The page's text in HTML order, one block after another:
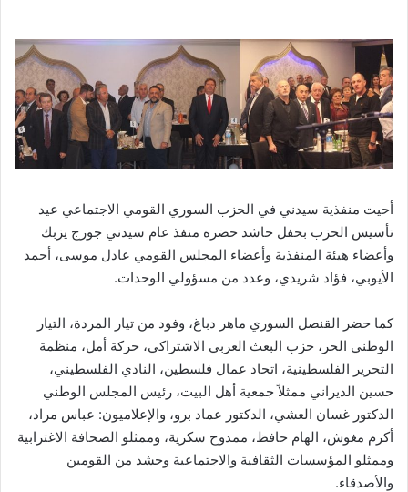
أحيت منفذية سيدني في الحزب السوري القومي الاجتماعي عيد
تأسيس الحزب بحفل حاشد حضره منفذ عام سيدني جورج يزبك
وأعضاء هيئة المنفذية وأعضاء المجلس القومي عادل موسى، أحمد
الأيوبي، فؤاد شريدي، وعدد من مسؤولي الوحدات.
كما حضر القنصل السوري ماهر دباغ، وفود من تيار المردة، التيار
الوطني الحر، حزب البعث العربي الاشتراكي، حركة أمل، منظمة
التحرير الفلسطينية، اتحاد عمال فلسطين، النادي الفلسطيني،
حسين الديراني ممثلاً جمعية أهل البيت، رئيس المجلس الوطني
الدكتور غسان العشي، الدكتور عماد برو، والإعلاميون: عباس مراد،
أكرم مغوش، الهام حافظ، ممدوح سكرية، وممثلو الصحافة الاغترابية
وممثلو المؤسسات الثقافية والاجتماعية وحشد من القومين
والأصدقاء.